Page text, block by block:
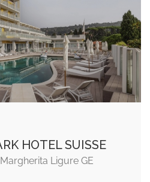
HOTEL SUISSE
Ligure GE